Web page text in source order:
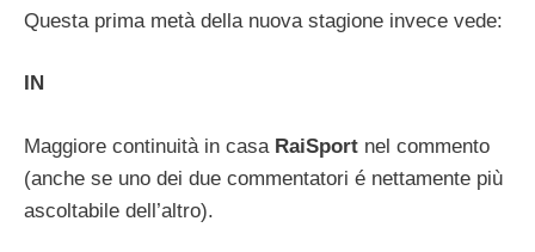
Questa prima metà della nuova stagione invece vede:
IN
Maggiore continuità in casa RaiSport nel commento
(anche se uno dei due commentatori é nettamente più
ascoltabile dell’altro).